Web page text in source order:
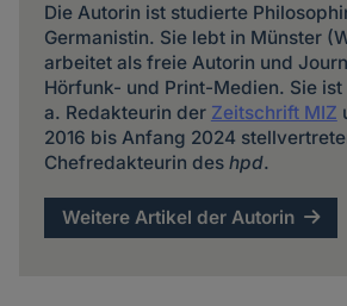
Die Autorin ist studierte
Germanistin. Sie lebt in Münster
arbeitet als freie Autorin und
Hörfunk- und Print-Medien. Sie ist
a. Redakteurin der Zeitschrift MIZ
2016 bis Anfang 2024
Chefredakteurin des hpd.
Weitere Artikel der Autorin